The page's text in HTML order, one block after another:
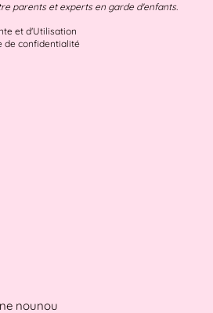
parents et experts en garde d'enfants.
et d'Utilisation
de confidentialité
nounou